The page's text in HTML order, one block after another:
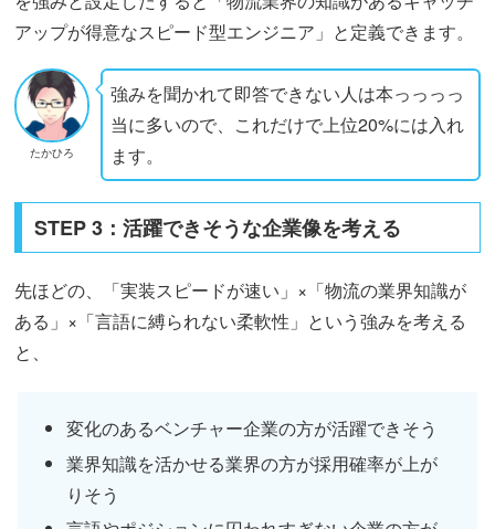
アップが得意なスピード型エンジニア」と定義できます。
たかひろ
強みを聞かれて即答できない人は本っっっっ
当に多いので、これだけで上位20%には入れ
ます。
STEP 3：活躍できそうな企業像を考える
先ほどの、「実装スピードが速い」×「物流の業界知識が
ある」×「言語に縛られない柔軟性」という強みを考える
と、
変化のあるベンチャー企業の方が活躍できそう
業界知識を活かせる業界の方が採用確率が上が
りそう